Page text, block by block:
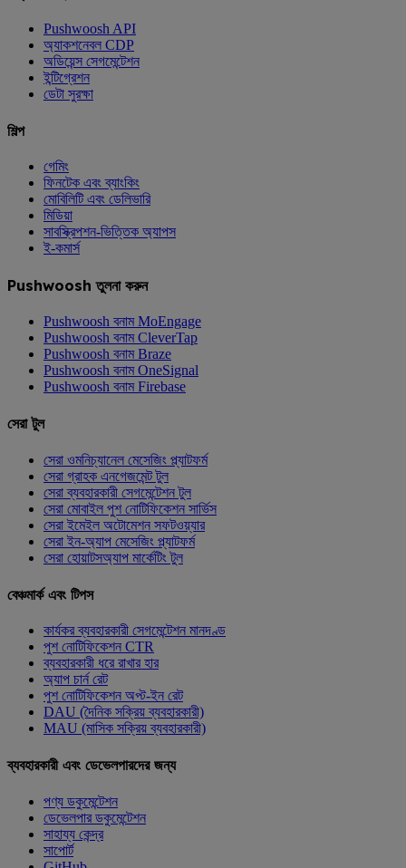
Pushwoosh API
অ্যাকশনেবল CDP
অডিয়েন্স সেগমেন্টেশন
ইন্টিগ্রেশন
ডেটা সুরক্ষা
শিল্প
গেমিং
ফিনটেক এবং ব্যাংকিং
মোবিলিটি এবং ডেলিভারি
মিডিয়া
সাবস্ক্রিপশন-ভিত্তিক অ্যাপস
ই-কমার্স
Pushwoosh তুলনা করুন
Pushwoosh বনাম MoEngage
Pushwoosh বনাম CleverTap
Pushwoosh বনাম Braze
Pushwoosh বনাম OneSignal
Pushwoosh বনাম Firebase
সেরা টুল
সেরা ওমনিচ্যানেল মেসেজিং প্ল্যাটফর্ম
সেরা গ্রাহক এনগেজমেন্ট টুল
সেরা ব্যবহারকারী সেগমেন্টেশন টুল
সেরা মোবাইল পুশ নোটিফিকেশন সার্ভিস
সেরা ইমেইল অটোমেশন সফটওয়্যার
সেরা ইন-অ্যাপ মেসেজিং প্ল্যাটফর্ম
সেরা হোয়াটসঅ্যাপ মার্কেটিং টুল
বেঞ্চমার্ক এবং টিপস
কার্যকর ব্যবহারকারী সেগমেন্টেশন মানদণ্ড
পুশ নোটিফিকেশন CTR
ব্যবহারকারী ধরে রাখার হার
অ্যাপ চার্ন রেট
পুশ নোটিফিকেশন অপ্ট-ইন রেট
DAU (দৈনিক সক্রিয় ব্যবহারকারী)
MAU (মাসিক সক্রিয় ব্যবহারকারী)
ব্যবহারকারী এবং ডেভেলপারদের জন্য
পণ্য ডকুমেন্টেশন
ডেভেলপার ডকুমেন্টেশন
সাহায্য কেন্দ্র
সাপোর্ট